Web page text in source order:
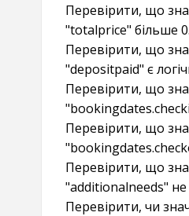
Перевірити, що
"totalprice" більше 0.
Перевірити, що
"depositpaid" є
Перевірити, що
Перевірити, що
Перевірити, що
"additionalneeds"
Перевірити, чи